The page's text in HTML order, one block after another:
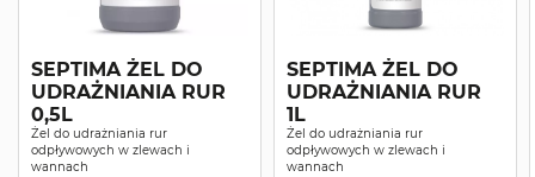
SEPTIMA ŻEL DO
UDRAŻNIANIA RUR
0,5L
Żel do udrażniania rur
odpływowych w zlewach i
wannach
SEPTIMA ŻEL DO
UDRAŻNIANIA RUR
1L
Żel do udrażniania rur
odpływowych w zlewach i
wannach